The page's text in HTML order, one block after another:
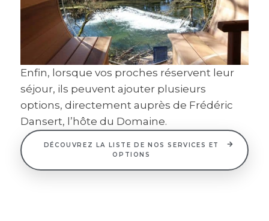
Enfin, lorsque vos proches réservent leur
séjour, ils peuvent ajouter plusieurs
options, directement auprès de Frédéric
Dansert, l’hôte du Domaine.
DÉCOUVREZ LA LISTE DE NOS SERVICES ET
OPTIONS